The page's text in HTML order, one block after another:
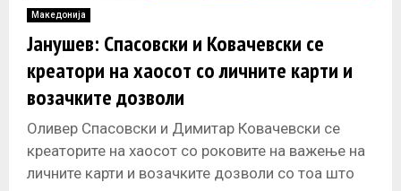
Македонија
Јанушев: Спасовски и Ковачевски се
креатори на хаосот со личните карти и
возачките дозволи
Оливер Спасовски и Димитар Ковачевски се
креаторите на хаосот со роковите на важење на
личните карти и возачките дозволи со тоа што